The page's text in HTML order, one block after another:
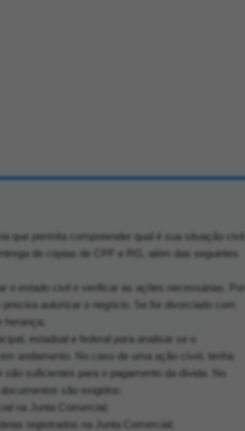
que permita compreender qual é sua situação civil,
de cópias de CPF e RG, além das seguintes
o estado civil e verificar as ações necessárias. Por
autorizar o negócio. Se for divorciado com
herança;
estadual e federal para analisar se o
andamento. No caso de uma ação cível, tenha
suficientes para o pagamento da dívida. No
são exigidos:
na Junta Comercial;
registrados na Junta Comercial;